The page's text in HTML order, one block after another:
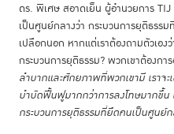
ดร. พิเศษ สอาดเย็น ผู้อำนวยการ
เป็นศูนย์กลางว่า กระบวนการยุติธรร
เปลือกนอก หากแต่เราต้องถามตัวเอง
กระบวนการยุติธรรม? พวกเขาต้องการ
ลำบากและศักยภาพที่พวกเขามี เราจะ
บำบัดฟื้นฟูมากกว่าการลงโทษมากขึ้น
กระบวนการยุติธรรมที่ยึดคนเป็นศูนย์